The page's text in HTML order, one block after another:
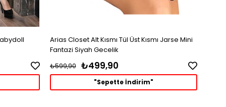
Arias Closet Alt Kısmı Tül Üst Kısmı Jarse Mini
Fantazi Siyah Gecelik
₺499,90
₺599,90
"Sepette İndirim"